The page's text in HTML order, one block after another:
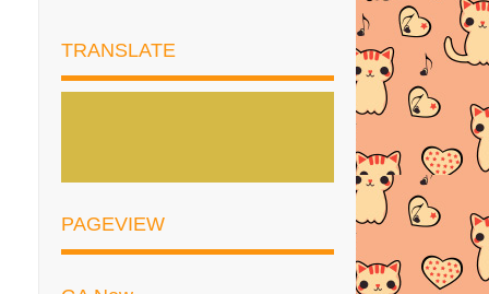
►Jun(3)
► Februari (7)
TRANSLATE
PAGEVIEW